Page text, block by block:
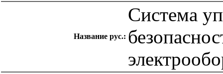
Название рус.:
Система